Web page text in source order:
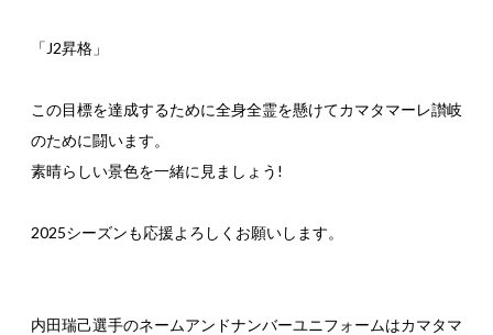
「J2昇格」
この目標を達成するために全身全霊を懸けてカマタマーレ讃岐
のために闘います。
素晴らしい景色を一緒に見ましょう!
2025シーズンも応援よろしくお願いします。
内田瑞己選手のネームアンドナンバーユニフォームはカマタマ